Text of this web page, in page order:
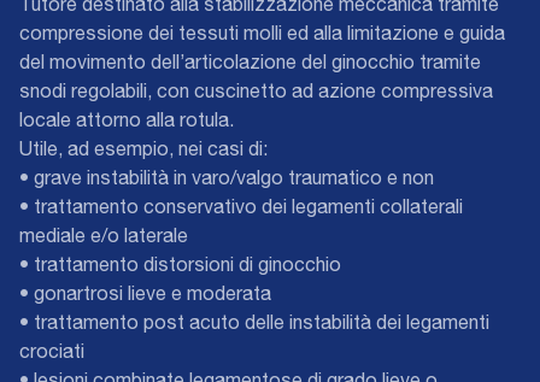
Tutore destinato alla stabilizzazione meccanica tramite
compressione dei tessuti molli ed alla limitazione e guida
del movimento dell’articolazione del ginocchio tramite
snodi regolabili, con cuscinetto ad azione compressiva
locale attorno alla rotula.
Utile, ad esempio, nei casi di:
• grave instabilità in varo/valgo traumatico e non
• trattamento conservativo dei legamenti collaterali
mediale e/o laterale
• trattamento distorsioni di ginocchio
• gonartrosi lieve e moderata
• trattamento post acuto delle instabilità dei legamenti
crociati